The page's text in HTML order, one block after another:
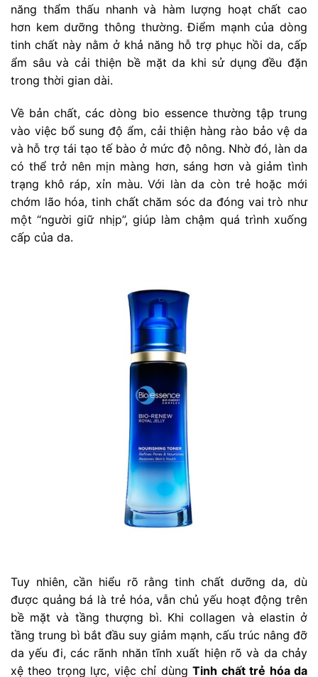
năng thẩm thấu nhanh và hàm lượng hoạt chất cao
hơn kem dưỡng thông thường. Điểm mạnh của dòng
tinh chất này nằm ở khả năng hỗ trợ phục hồi da, cấp
ẩm sâu và cải thiện bề mặt da khi sử dụng đều đặn
trong thời gian dài.
Về bản chất, các dòng bio essence thường tập trung
vào việc bổ sung độ ẩm, cải thiện hàng rào bảo vệ da
và hỗ trợ tái tạo tế bào ở mức độ nông. Nhờ đó, làn da
có thể trở nên mịn màng hơn, sáng hơn và giảm tình
trạng khô ráp, xỉn màu. Với làn da còn trẻ hoặc mới
chớm lão hóa, tinh chất chăm sóc da đóng vai trò như
một “người giữ nhịp”, giúp làm chậm quá trình xuống
cấp của da.
Tuy nhiên, cần hiểu rõ rằng tinh chất dưỡng da, dù
được quảng bá là trẻ hóa, vẫn chủ yếu hoạt động trên
bề mặt và tầng thượng bì. Khi collagen và elastin ở
tầng trung bì bắt đầu suy giảm mạnh, cấu trúc nâng đỡ
da yếu đi, các rãnh nhăn tĩnh xuất hiện rõ và da chảy
xệ theo trọng lực, việc chỉ dùngTinh chất trẻ hóa da